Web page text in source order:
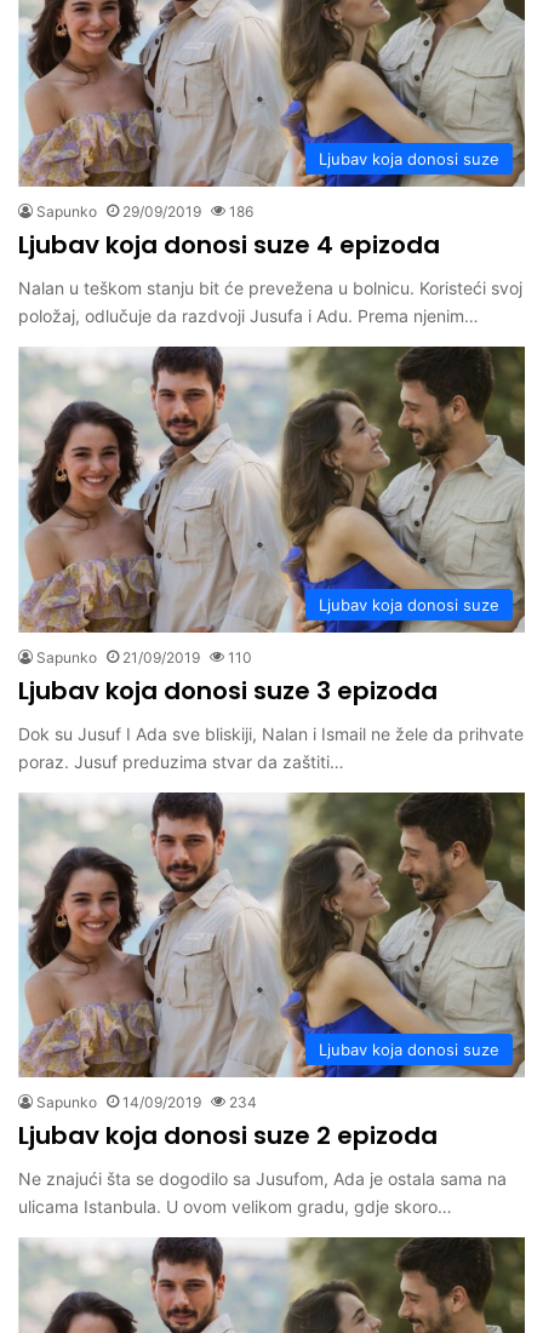
Ljubav koja donosi suze
Sapunko 29/09/2019 186
Ljubav koja donosi suze 4 epizoda
Nalan u teškom stanju bit će prevežena u bolnicu. Koristeći svoj
položaj, odlučuje da razdvoji Jusufa i Adu. Prema njenim…
Ljubav koja donosi suze
Sapunko 21/09/2019 110
Ljubav koja donosi suze 3 epizoda
Dok su Jusuf I Ada sve bliskiji, Nalan i Ismail ne žele da prihvate
poraz. Jusuf preduzima stvar da zaštiti…
Ljubav koja donosi suze
Sapunko 14/09/2019 234
Ljubav koja donosi suze 2 epizoda
Ne znajući šta se dogodilo sa Jusufom, Ada je ostala sama na
ulicama Istanbula. U ovom velikom gradu, gdje skoro…